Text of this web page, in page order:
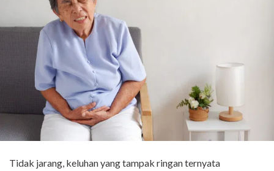
Tidak jarang, keluhan yang tampak ringan ternyata